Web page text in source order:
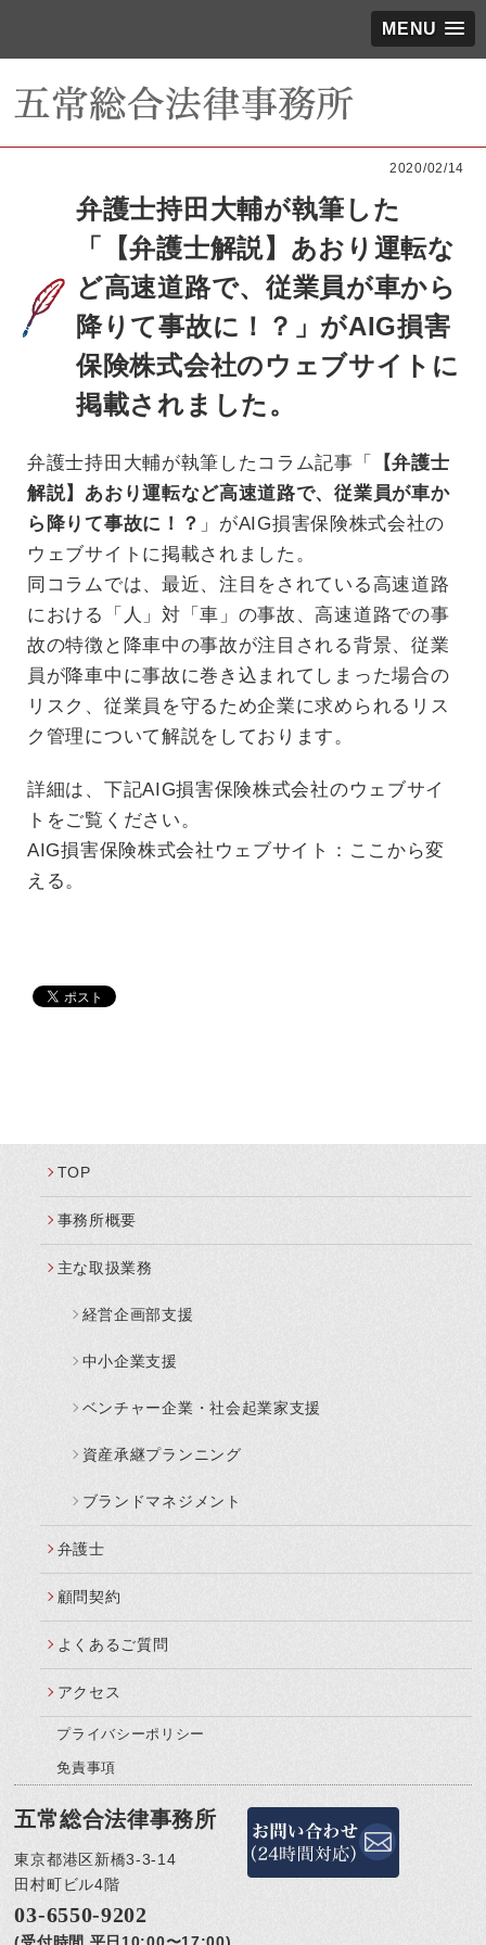
MENU
2020/02/14
弁護士持田大輔が執筆した
「【弁護士解説】あおり運転な
ど高速道路で、従業員が車から
降りて事故に！？」がAIG損害
保険株式会社のウェブサイトに
掲載されました。
弁護士持田大輔が執筆したコラム記事「
【弁護士
解説】あおり運転など高速道路で、従業員が車か
ら降りて事故に！？ 」がAIG損害保険株式会社の
ウェブサイトに掲載されました。
同コラムでは、最近、注目をされている高速道路
における「人」対「車」の事故、高速道路での事
故の特徴と降車中の事故が注目される背景、従業
員が降車中に事故に巻き込まれてしまった場合の
リスク、従業員を守るため企業に求められるリス
ク管理について解説をしております。
詳細は、下記AIG損害保険株式会社のウェブサイ
トをご覧ください。
AIG損害保険株式会社ウェブサイト：ここから変
える。
TOP
事務所概要
主な取扱業務
経営企画部支援
中小企業支援
ベンチャー企業・社会起業家支援
資産承継プランニング
ブランドマネジメント
弁護士
顧問契約
よくあるご質問
アクセス
プライバシーポリシー
免責事項
五常総合法律事務所
東京都港区新橋3-3-14
田村町ビル4階
03-6550-9202
(受付時間 平日10:00〜17:00)